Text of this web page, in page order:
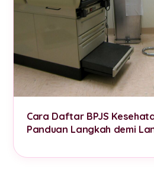
Cara Daftar BPJS
Panduan Langkah demi